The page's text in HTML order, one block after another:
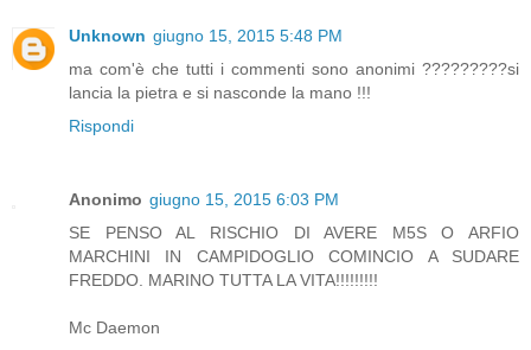
Unknown giugno 15, 2015 5:48 PM
ma com'è che tutti i commenti sono anonimi ?????????si
lancia la pietra e si nasconde la mano !!!
Rispondi
Anonimo giugno 15, 2015 6:03 PM
SE PENSO AL RISCHIO DI AVERE M5S O ARFIO
MARCHINI IN CAMPIDOGLIO COMINCIO A SUDARE
FREDDO. MARINO TUTTA LA VITA!!!!!!!!!
Mc Daemon